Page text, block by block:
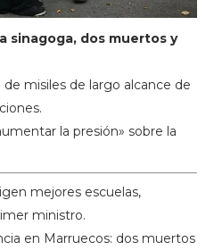
sinagoga, dos muertos y
misiles de largo alcance de
la presión» sobre la
mejores escuelas,
ministro.
en Marruecos: dos muertos